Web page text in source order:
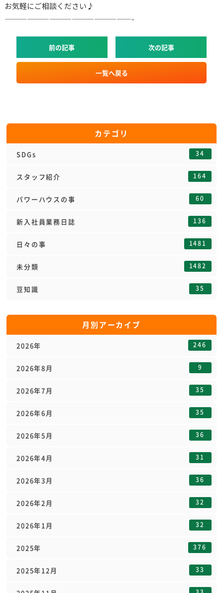
お気軽にご相談ください♪
—————————————————-
前の記事 次の記事
一覧へ戻る
カテゴリ
SDGs 34
スタッフ紹介 164
パワーハウスの事 60
新入社員業務日誌 136
日々の事 1481
未分類 1482
豆知識 35
月別アーカイブ
2026年 246
2026年8月 9
2026年7月 35
2026年6月 35
2026年5月 36
2026年4月 31
2026年3月 36
2026年2月 32
2026年1月 32
2025年 376
2025年12月 33